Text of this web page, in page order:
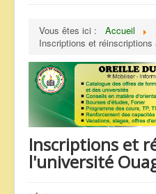
REPERTOIRE
QUI SOMMES NOUS ?
NOS SERVICES
FAQ
CONTACTS
TELECHARGEMENTS
Vous êtes ici :
Accueil
Inscriptions et
Inscriptions et
l'université